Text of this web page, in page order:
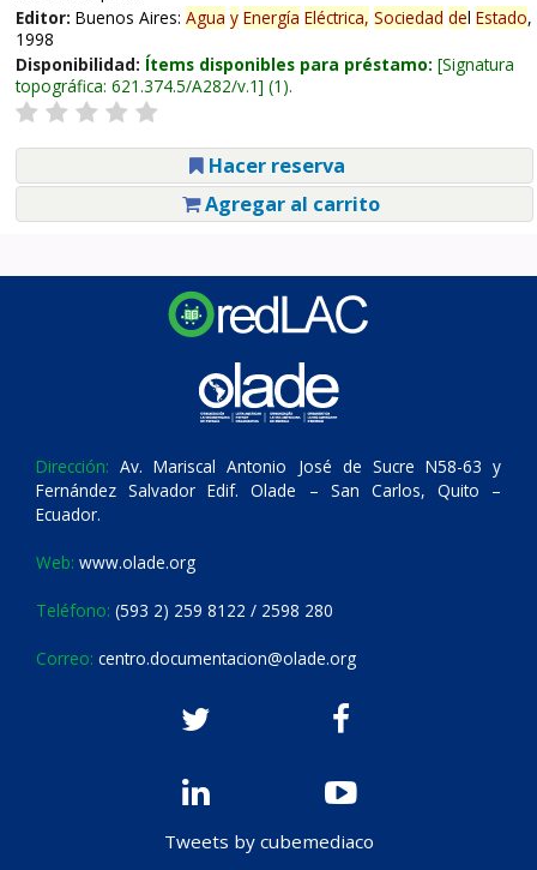
Editor: Buenos Aires: Agua y Energía Eléctrica, Sociedad del Estado,
1998
Disponibilidad: Ítems disponibles para préstamo: Signatura
topográfica: 621.374.5/A282/v.1 (1).
Hacer reserva
Agregar al carrito
Dirección: Av. Mariscal Antonio José de Sucre N58-63 y
Fernández Salvador Edif. Olade – San Carlos, Quito –
Ecuador.
Web: www.olade.org
Teléfono: (593 2) 259 8122 / 2598 280
Correo: centro.documentacion@olade.org
Tweets by cubemediaco